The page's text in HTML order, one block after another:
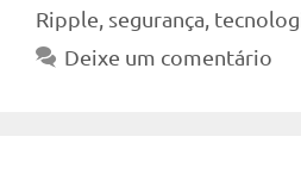
Ripple segurança
Deixe um comentário